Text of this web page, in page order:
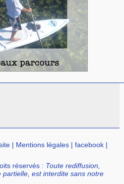
| Mentions légales |facebook |
réservés : Toute rediffusion,
est interdite sans notre